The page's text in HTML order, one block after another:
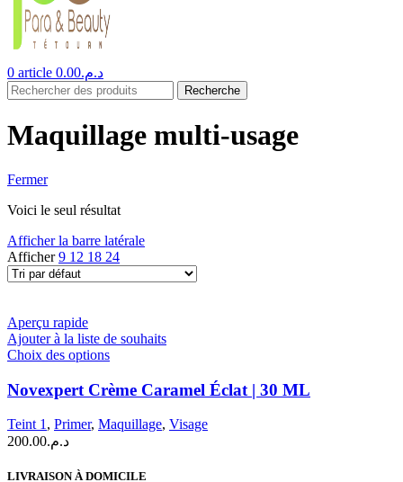
0 article د.م.0.00
Recherche
Maquillage multi-usage
Fermer
Voici le seul résultat
Afficher la barre latérale
Afficher9 12 18 24
Aperçu rapide
Ajouter à la liste de souhaits
Choix des optionsCe
a
plusieurs
variations.
Les
Novexpert Crème Caramel Éclat | 30 ML
Teint 1 , Primer, Maquillage, Visage
د.م.200.00
LIVRAISON À DOMICILE